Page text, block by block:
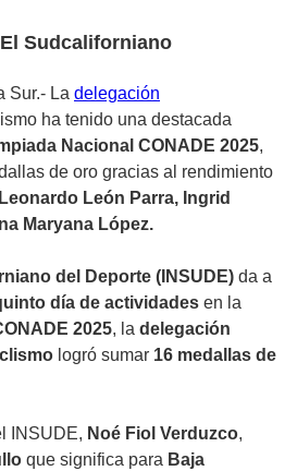
Sudcaliforniano
Sur.- La delegación
ha tenido una destacada
Nacional CONADE 2025,
de oro gracias al rendimiento
León Parra, Ingrid
Maryana López.
del Deporte (INSUDE) da a
día de actividades en la
2025, la delegación
logró sumar 16 medallas de
INSUDE, Noé Fiol Verduzco,
que significa para Baja